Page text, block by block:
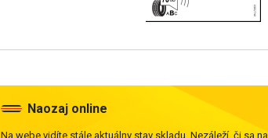
Naozaj online
Na webe vidíte stále aktuálny stav skladu. Nezáleží, či sa na